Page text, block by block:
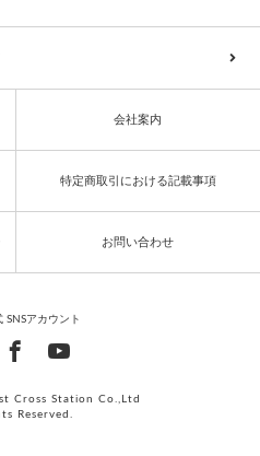
会社案内
特定商取引における記載事項
お問い合わせ
SNSアカウント
Cross Station Co.,Ltd
Reserved.